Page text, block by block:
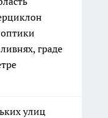
граде
улиц